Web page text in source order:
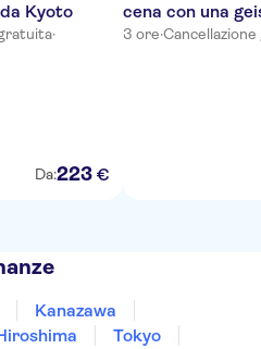
Kyoto
·
Da:223 €
cena con una
3 ore·
Kanazawa
Tokyo